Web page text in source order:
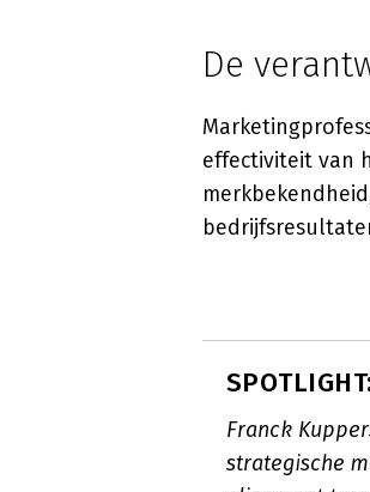
De
effectiviteit van
Franck
strategische